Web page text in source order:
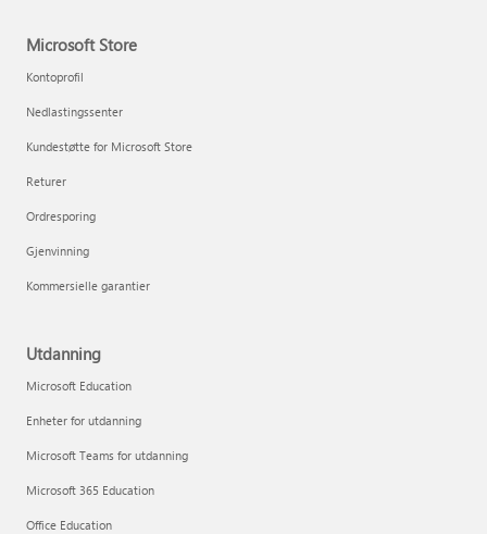
Microsoft Store
Kontoprofil
Nedlastingssenter
Kundestøtte for Microsoft Store
Returer
Ordresporing
Gjenvinning
Kommersielle garantier
Utdanning
Microsoft Education
Enheter for utdanning
Microsoft Teams for utdanning
Microsoft 365 Education
Office Education